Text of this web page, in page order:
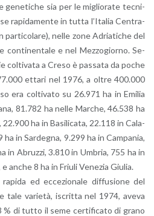
ge­ne­ti­che sia per le mi­glio­ra­te tec­ni­
ra­pi­da­men­te in tutta l’I­ta­lia Cen­tra­
par­ti­co­la­re), nelle zone Adria­ti­che del
con­ti­nen­ta­le e nel Mez­zo­gior­no. Se­
col­ti­va­ta a Creso è pas­sa­ta da poche
et­ta­ri nel 1976, a oltre 400.000
era col­ti­va­to su 26.971 ha in Emi­lia
81.782 ha nelle Mar­che, 46.538 ha
22.900 ha in Ba­si­li­ca­ta, 22.118 in Ca­la­
ha in Sar­de­gna, 9.299 ha in Cam­pa­nia,
in Abruz­zi, 3.810 in Um­bria, 755 ha in
anche 8 ha in Friu­li Ve­ne­zia Giu­lia.
ed ec­ce­zio­na­le dif­fu­sio­ne del
tale va­rie­tà, iscrit­ta nel 1974, aveva
% di tutto il seme cer­ti­fi­ca­to di grano